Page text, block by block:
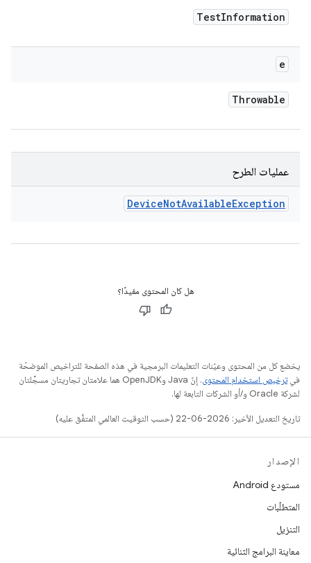
TestInformation
e
Throwable
عمليات الطرح
DeviceNotAvailableException
هل كان المحتوى مفيدًا؟
يخضع كل من المحتوى وعيّنات التعليمات البرمجية في هذه الصفحة للتراخيص الموضحّة
فيترخيص استخدام المحتوى
. إنّ Java وOpenJDK هما علامتان تجاريتان مسجَّلتان
لشركة Oracle و/أو الشركات التابعة لها.
تاريخ التعديل الأخير: 2026-06-22 (حسب التوقيت العالمي المتفَّق عليه)
الإصدار
مستودع Android
المتطلّبات
التنزيل
معاينة البرامج الثنائية